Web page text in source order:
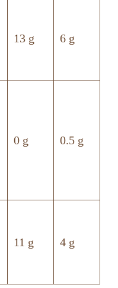
13 g 6 g
0 g 0.5 g
11 g 4 g